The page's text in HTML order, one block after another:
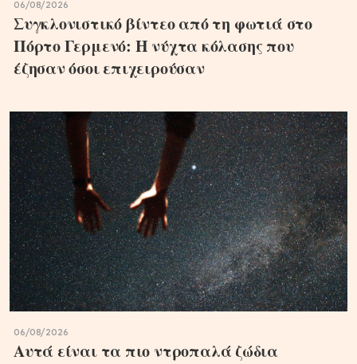
06/08/2026
Συγκλονιστικό βίντεο από τη φωτιά στο
Πόρτο Γερμενό: Η νύχτα κόλασης που
έζησαν όσοι επιχειρούσαν
06/08/2026
Αυτά είναι τα πιο ντροπαλά ζώδια